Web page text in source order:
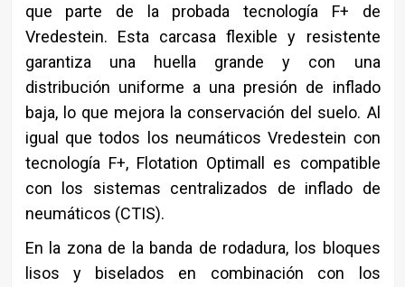
que parte de la probada tecnología F+ de
Vredestein. Esta carcasa flexible y resistente
garantiza una huella grande y con una
distribución uniforme a una presión de inflado
baja, lo que mejora la conservación del suelo. Al
igual que todos los neumáticos Vredestein con
tecnología F+, Flotation Optimall es compatible
con los sistemas centralizados de inflado de
neumáticos (CTIS).
En la zona de la banda de rodadura, los bloques
lisos y biselados en combinación con los